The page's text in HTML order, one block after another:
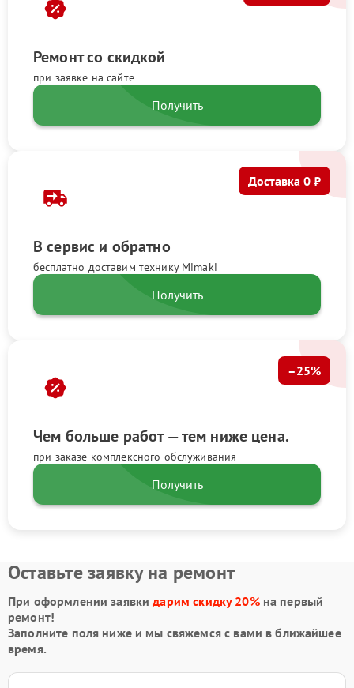
Ремонт со скидкой
при заявке на сайте
Получить
В сервис и обратно
бесплатно доставим технику Mimaki
Доставка 0 ₽
Получить
Чем больше работ — тем ниже цена.
при заказе комплексного обслуживания
–25%
Получить
Оставьте заявку на ремонт
При оформлении заявкидарим скидку 20%на первый
ремонт!
Заполните поля ниже и мы свяжемся с вами в ближайшее
время.